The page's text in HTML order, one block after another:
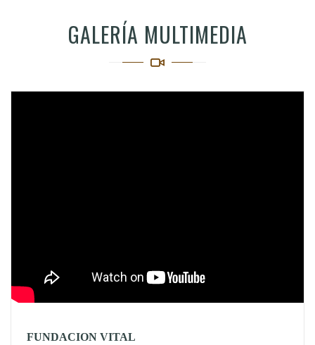
GALERÍA MULTIMEDIA
FUNDACION VITAL